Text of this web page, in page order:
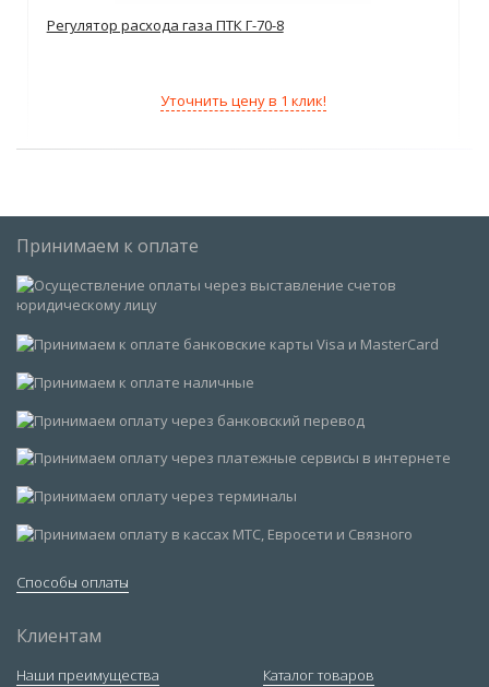
Регулятор расхода газа ПТК Г-70-8
Уточнить цену в 1 клик!
Принимаем к оплате
Способы оплаты
Клиентам
Наши преимущества
Каталог товаров